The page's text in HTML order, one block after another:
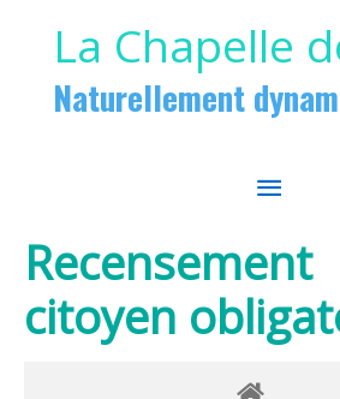
La Chapelle
Naturellement
MENU
Recensement
citoyen